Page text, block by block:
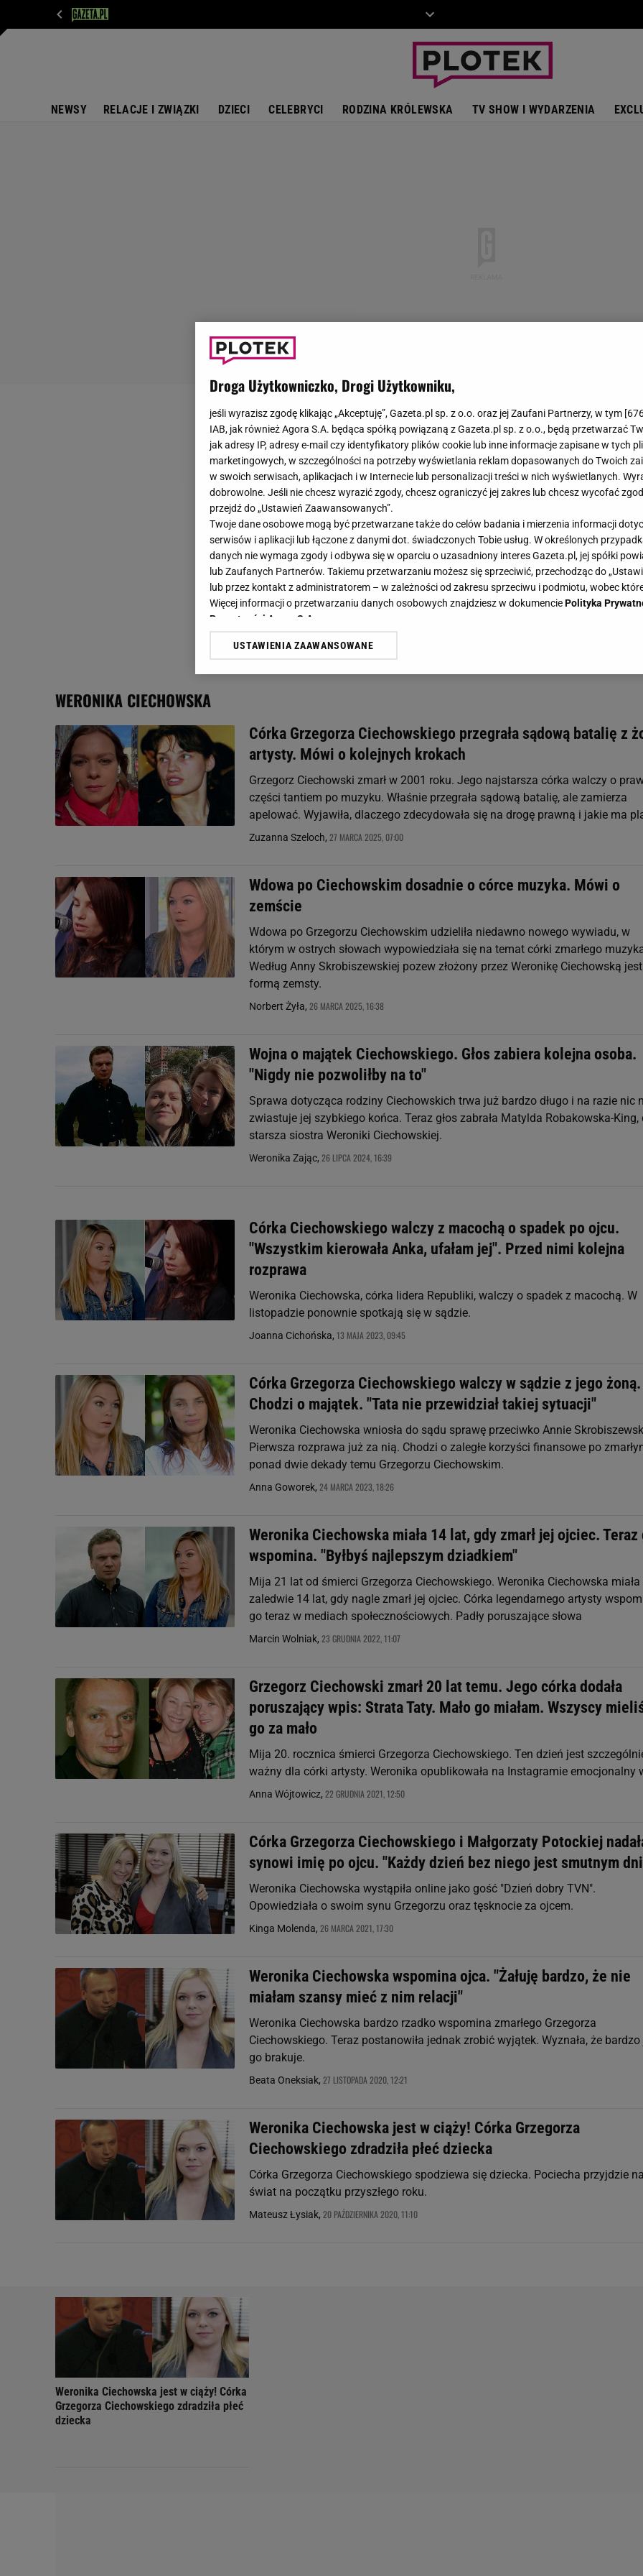
NEWSY RELACJE I ZWIĄZKI DZIECI CELEBRYCI RODZINA KRÓLEWSKA TV SHOW I WYDARZENIA
WERONIKA CIECHOWSKA
Córka Grzegorza Ciechowskiego przegrała sądową batalię z
artysty. Mówi o kolejnych krokach
Grzegorz Ciechowski zmarł w 2001 roku. Jego najstarsza córka walczy o
części tantiem po muzyku. Właśnie przegrała sądową batalię, ale zamierza
apelować. Wyjawiła, dlaczego zdecydowała się na drogę prawną i jakie ma
Zuzanna Szeloch, 27 MARCA 2025, 07:00
Wdowa po Ciechowskim dosadnie o córce muzyka. Mówi o
zemście
Wdowa po Grzegorzu Ciechowskim udzieliła niedawno nowego wywiadu, w
którym w ostrych słowach wypowiedziała się na temat córki zmarłego
Według Anny Skrobiszewskiej pozew złożony przez Weronikę Ciechowską jest
formą zemsty.
Norbert Żyła, 26 MARCA 2025, 16:38
Wojna o majątek Ciechowskiego. Głos zabiera kolejna osoba.
"Nigdy nie pozwoliłby na to"
Sprawa dotycząca rodziny Ciechowskich trwa już bardzo długo i na razie nic
zwiastuje jej szybkiego końca. Teraz głos zabrała Matylda Robakowska-King,
starsza siostra Weroniki Ciechowskiej.
Weronika Zając, 26 LIPCA 2024, 16:39
Córka Ciechowskiego walczy z macochą o spadek po ojcu.
"Wszystkim kierowała Anka, ufałam jej". Przed nimi kolejna
rozprawa
Weronika Ciechowska, córka lidera Republiki, walczy o spadek z macochą. W
listopadzie ponownie spotkają się w sądzie.
Joanna Cichońska, 13 MAJA 2023, 09:45
Córka Grzegorza Ciechowskiego walczy w sądzie z jego żoną.
Chodzi o majątek. "Tata nie przewidział takiej sytuacji"
Weronika Ciechowska wniosła do sądu sprawę przeciwko Annie
Pierwsza rozprawa już za nią. Chodzi o zaległe korzyści finansowe po
ponad dwie dekady temu Grzegorzu Ciechowskim.
Anna Goworek, 24 MARCA 2023, 18:26
Weronika Ciechowska miała 14 lat, gdy zmarł jej ojciec. Teraz
wspomina. "Byłbyś najlepszym dziadkiem"
Mija 21 lat od śmierci Grzegorza Ciechowskiego. Weronika Ciechowska miała
zaledwie 14 lat, gdy nagle zmarł jej ojciec. Córka legendarnego artysty
go teraz w mediach społecznościowych. Padły poruszające słowa
Marcin Wolniak, 23 GRUDNIA 2022, 11:07
Grzegorz Ciechowski zmarł 20 lat temu. Jego córka dodała
poruszający wpis: Strata Taty. Mało go miałam. Wszyscy
go za mało
Mija 20. rocznica śmierci Grzegorza Ciechowskiego. Ten dzień jest
ważny dla córki artysty. Weronika opublikowała na Instagramie emocjonalny
Anna Wójtowicz, 22 GRUDNIA 2021, 12:50
Córka Grzegorza Ciechowskiego i Małgorzaty Potockiej
synowi imię po ojcu. "Każdy dzień bez niego jest smutnym
Weronika Ciechowska wystąpiła online jako gość "Dzień dobry TVN".
Opowiedziała o swoim synu Grzegorzu oraz tęsknocie za ojcem.
Kinga Molenda, 26 MARCA 2021, 17:30
Weronika Ciechowska wspomina ojca. "Żałuję bardzo, że nie
miałam szansy mieć z nim relacji"
Weronika Ciechowska bardzo rzadko wspomina zmarłego Grzegorza
Ciechowskiego. Teraz postanowiła jednak zrobić wyjątek. Wyznała, że bardzo
go brakuje.
Beata Oneksiak, 27 LISTOPADA 2020, 12:21
Weronika Ciechowska jest w ciąży! Córka Grzegorza
Ciechowskiego zdradziła płeć dziecka
Córka Grzegorza Ciechowskiego spodziewa się dziecka. Pociecha przyjdzie na
świat na początku przyszłego roku.
Mateusz Łysiak, 20 PAŹDZIERNIKA 2020, 11:10
Weronika Ciechowska jest w ciąży! Córka
Grzegorza Ciechowskiego zdradziła płeć
dziecka
Droga Użytkowniczko, Drogi Użytkowniku,
jeśli wyrazisz zgodę klikając „Akceptuję”, Gazeta.pl sp. z o.o. oraz jej Zaufani Partnerzy, w tym [
IAB, jak również Agora S.A. będąca spółką powiązaną z Gazeta.pl sp. z o.o., będą przetwarzać
jak adresy IP, adresy e-mail czy identyfikatory plików cookie lub inne informacje zapisane w tych
marketingowych, w szczególności na potrzeby wyświetlania reklam dopasowanych do Twoich
w swoich serwisach, aplikacjach i w Internecie lub personalizacji treści w nich wyświetlanych.
dobrowolne. Jeśli nie chcesz wyrazić zgody, chcesz ograniczyć jej zakres lub chcesz wycofać
przejdź do „Ustawień Zaawansowanych”.
Twoje dane osobowe mogą być przetwarzane także do celów badania i mierzenia informacji
serwisów i aplikacji lub łączone z danymi dot. świadczonych Tobie usług. W określonych
danych nie wymaga zgody i odbywa się w oparciu o uzasadniony interes Gazeta.pl, jej spółki
lub Zaufanych Partnerów. Takiemu przetwarzaniu możesz się sprzeciwić, przechodząc do
lub przez kontakt z administratorem – w zależności od zakresu sprzeciwu i podmiotu, wobec
Więcej informacji o przetwarzaniu danych osobowych znajdziesz w dokumenciePolityka
Prywatności Agora S.A.
Klikając „Akceptuję” wyrażasz też zgodę na zainstalowanie i przechowywanie plików cookie
dotyczące plików cookie, wywołując narzędzie do zarządzania twoimi preferencjami dot.
odnośnik „Ustawienia prywatności ” w stopce serwisu i przechodząc do „Ustawień
My, nasi Zaufani Partnerzy i Agora S.A. możemy przetwarzać dane osobowe w następujących
Użycie dokładnych danych geolokalizacyjnych. Aktywne skanowanie charakterystyki urządzenia
Przechowywanie informacji na urządzeniu lub dostęp do nich. Spersonalizowane reklamy i treści,
badnie odbiorców i ulepszanie usług.
Lista Zaufanych Partnerów
USTAWIENIA ZAAWANSOWANE